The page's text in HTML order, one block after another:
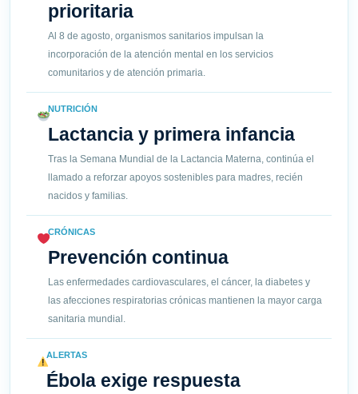
prioritaria
Al 8 de agosto, organismos sanitarios impulsan la
incorporación de la atención mental en los servicios
comunitarios y de atención primaria.
NUTRICIÓN
Lactancia y primera infancia
Tras la Semana Mundial de la Lactancia Materna, continúa el
llamado a reforzar apoyos sostenibles para madres, recién
nacidos y familias.
CRÓNICAS
Prevención continua
Las enfermedades cardiovasculares, el cáncer, la diabetes y
las afecciones respiratorias crónicas mantienen la mayor carga
sanitaria mundial.
ALERTAS
Ébola exige respuesta